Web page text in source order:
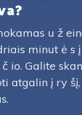
u ž
minut ė s
io. Galite
atgalin į ry